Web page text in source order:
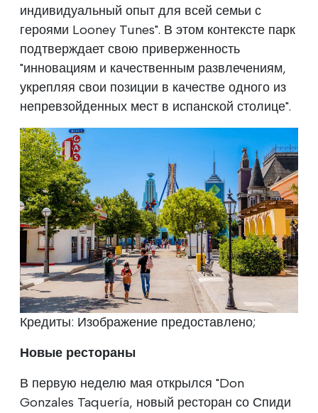
индивидуальный опыт для всей семьи с
героями Looney Tunes". В этом контексте парк
подтверждает свою приверженность
"инновациям и качественным развлечениям,
укрепляя свои позиции в качестве одного из
непревзойденных мест в испанской столице".
Кредиты: Изображение предоставлено;
Новые рестораны
В первую неделю мая открылся "Don
Gonzales Taquería, новый ресторан со Спиди